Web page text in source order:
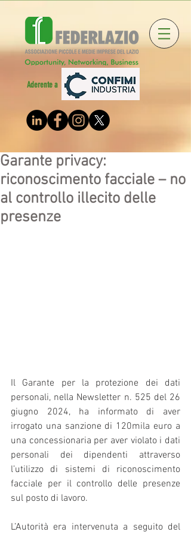
Aderente a
Garante privacy:
riconoscimento facciale – no
al controllo illecito delle
presenze
Il Garante per la protezione dei dati
personali, nella Newsletter n. 525 del 26
giugno 2024, ha informato di aver
irrogato una sanzione di 120mila euro a
una concessionaria per aver violato i dati
personali dei dipendenti attraverso
l’utilizzo di sistemi di riconoscimento
facciale per il controllo delle presenze
sul posto di lavoro.
L’Autorità era intervenuta a seguito del